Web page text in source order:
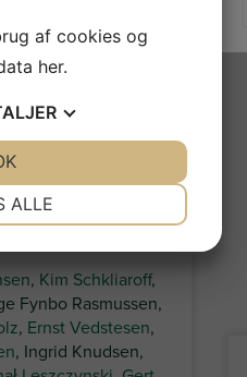
ApS
nyeste følgere!
, Kim Schkliaroff,
Fynbo Rasmussen,
, Ernst Vedstesen,
, Ingrid Knudsen,
af cookies og
her.
STATISTIK
ALLE